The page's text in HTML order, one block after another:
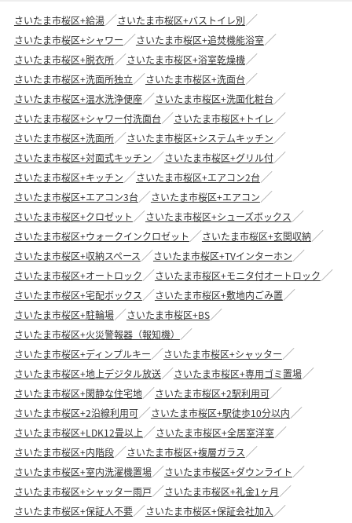
さいたま市桜区+給湯
さいたま市桜区+バストイレ別
さいたま市桜区+シャワー
さいたま市桜区+追焚機能浴室
さいたま市桜区+脱衣所
さいたま市桜区+浴室乾燥機
さいたま市桜区+洗面所独立
さいたま市桜区+洗面台
さいたま市桜区+温水洗浄便座
さいたま市桜区+洗面化粧台
さいたま市桜区+シャワー付洗面台
さいたま市桜区+トイレ
さいたま市桜区+洗面所
さいたま市桜区+システムキッチン
さいたま市桜区+対面式キッチン
さいたま市桜区+グリル付
さいたま市桜区+キッチン
さいたま市桜区+エアコン2台
さいたま市桜区+エアコン3台
さいたま市桜区+エアコン
さいたま市桜区+クロゼット
さいたま市桜区+シューズボックス
さいたま市桜区+ウォークインクロゼット
さいたま市桜区+玄関収納
さいたま市桜区+収納スペース
さいたま市桜区+TVインターホン
さいたま市桜区+オートロック
さいたま市桜区+モニタ付オートロック
さいたま市桜区+宅配ボックス
さいたま市桜区+敷地内ごみ置
さいたま市桜区+駐輪場
さいたま市桜区+BS
さいたま市桜区+火災警報器（報知機）
さいたま市桜区+ディンプルキー
さいたま市桜区+シャッター
さいたま市桜区+地上デジタル放送
さいたま市桜区+専用ゴミ置場
さいたま市桜区+閑静な住宅地
さいたま市桜区+2駅利用可
さいたま市桜区+2沿線利用可
さいたま市桜区+駅徒歩10分以内
さいたま市桜区+LDK12畳以上
さいたま市桜区+全居室洋室
さいたま市桜区+内階段
さいたま市桜区+複層ガラス
さいたま市桜区+室内洗濯機置場
さいたま市桜区+ダウンライト
さいたま市桜区+シャッター雨戸
さいたま市桜区+礼金1ヶ月
さいたま市桜区+保証人不要
さいたま市桜区+保証会社加入